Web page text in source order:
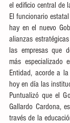
el edificio central de
El funcionario
hay en el nuevo
alianzas
las empresas que
más especializado
Entidad, acorde a
hoy en día las
Puntualizó que el
Gallardo Cardona,
través de la